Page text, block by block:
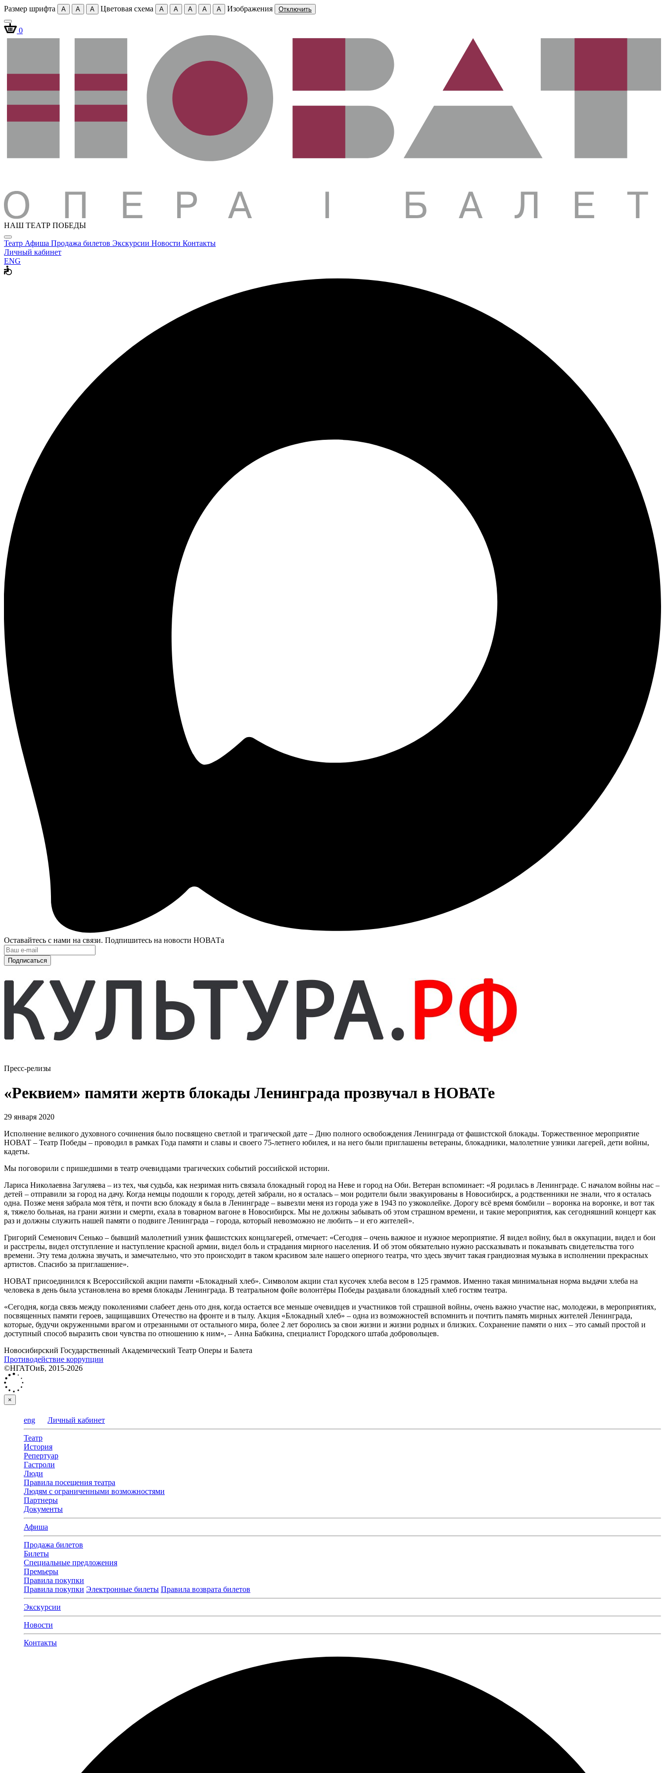
Размер шрифта A A A Цветовая схема A A A A A Изображения Отключить
0
НАШ ТЕАТР ПОБЕДЫ
Театр Афиша Продажа билетов Экскурсии Новости Контакты
Личный кабинет
ENG
Оставайтесь с нами на связи. Подпишитесь на новости НОВАТа
Подписаться
Пресс-релизы
«Реквием» памяти жертв блокады Ленинграда прозвучал в НОВАТе
29 января 2020
Исполнение великого духовного сочинения было посвящено светлой и трагической дате – Дню полного освобождения Ленинграда от фашистской блокады. Торжественное мероприятие
НОВАТ – Театр Победы – проводил в рамках Года памяти и славы и своего 75-летнего юбилея, и на него были приглашены ветераны, блокадники, малолетние узники лагерей, дети войны,
кадеты.
Мы поговорили с пришедшими в театр очевидцами трагических событий российской истории.
Лариса Николаевна Загуляева – из тех, чья судьба, как незримая нить связала блокадный город на Неве и город на Оби. Ветеран вспоминает: «Я родилась в Ленинграде. С началом войны нас –
детей – отправили за город на дачу. Когда немцы подошли к городу, детей забрали, но я осталась – мои родители были эвакуированы в Новосибирск, а родственники не знали, что я осталась
одна. Позже меня забрала моя тётя, и почти всю блокаду я была в Ленинграде – вывезли меня из города уже в 1943 по узкоколейке. Дорогу всё время бомбили – воронка на воронке, и вот так
я, тяжело больная, на грани жизни и смерти, ехала в товарном вагоне в Новосибирск. Мы не должны забывать об этом страшном времени, и такие мероприятия, как сегодняшний концерт как
раз и должны служить нашей памяти о подвиге Ленинграда – города, который невозможно не любить – и его жителей».
Григорий Семенович Сенько – бывший малолетний узник фашистских концлагерей, отмечает: «Сегодня – очень важное и нужное мероприятие. Я видел войну, был в оккупации, видел и бои
и расстрелы, видел отступление и наступление красной армии, видел боль и страдания мирного населения. И об этом обязательно нужно рассказывать и показывать свидетельства того
времени. Эту тема должна звучать, и замечательно, что это происходит в таком красивом зале нашего оперного театра, что здесь звучит такая грандиозная музыка в исполнении прекрасных
артистов. Спасибо за приглашение».
НОВАТ присоединился к Всероссийской акции памяти «Блокадный хлеб». Символом акции стал кусочек хлеба весом в 125 граммов. Именно такая минимальная норма выдачи хлеба на
человека в день была установлена во время блокады Ленинграда. В театральном фойе волонтёры Победы раздавали блокадный хлеб гостям театра.
«Сегодня, когда связь между поколениями слабеет день ото дня, когда остается все меньше очевидцев и участников той страшной войны, очень важно участие нас, молодежи, в мероприятиях,
посвященных памяти героев, защищавших Отечество на фронте и в тылу. Акция «Блокадный хлеб» – одна из возможностей вспомнить и почтить память мирных жителей Ленинграда,
которые, будучи окруженными врагом и отрезанными от остального мира, более 2 лет боролись за свои жизни и жизни родных и близких. Сохранение памяти о них – это самый простой и
доступный способ выразить свои чувства по отношению к ним», – Анна Бабкина, специалист Городского штаба добровольцев.
Новосибирский Государственный Академический Театр Оперы и Балета
Противодействие коррупции
©НГАТОиБ, 2015-2026
×
eng Личный кабинет
Театр
История
Репертуар
Гастроли
Люди
Правила посещения театра
Людям с ограниченными возможностями
Партнеры
Документы
Афиша
Продажа билетов
Билеты
Специальные предложения
Премьеры
Правила покупки
Правила покупки Электронные билеты Правила возврата билетов
Экскурсии
Новости
Контакты